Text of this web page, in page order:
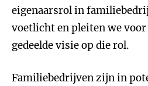
eigenaarsrol in
voetlicht en pleiten we
gedeelde visie op die rol.
Familiebedrijven zijn in